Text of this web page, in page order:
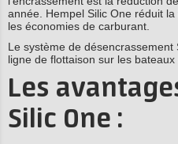
année. Hempel Silic One réduit
les économies de carburant.
Le système de
ligne de flottaison sur les
Les
Silic One :